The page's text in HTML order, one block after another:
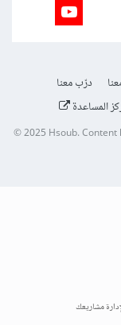
درّب معنا
المساعدة
© 2025Hsoub.